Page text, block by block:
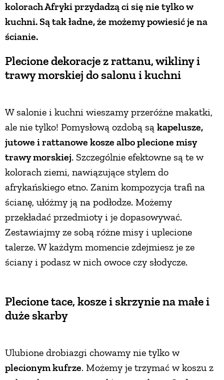
kolorach Afryki przydadzą ci się nie tylko w
kuchni. Są tak ładne, że możemy powiesić je na
ścianie.
Plecione dekoracje z rattanu, wikliny i
trawy morskiej do salonu i kuchni
W salonie i kuchni wieszamy przeróżne makatki,
ale nie tylko! Pomysłową ozdobą są kapelusze,
jutowe i rattanowe kosze albo plecione misy
trawy morskiej. Szczególnie efektowne są te w
kolorach ziemi, nawiązujące stylem do
afrykańskiego etno. Zanim kompozycja trafi na
ścianę, ułóżmy ją na podłodze. Możemy
przekładać przedmioty i je dopasowywać.
Zestawiajmy ze sobą różne misy i uplecione
talerze. W każdym momencie zdejmiesz je ze
ściany i podasz w nich owoce czy słodycze.
Plecione tace, kosze i skrzynie na małe i
duże skarby
Ulubione drobiazgi chowamy nie tylko w
plecionym kufrze. Możemy je trzymać w koszu z